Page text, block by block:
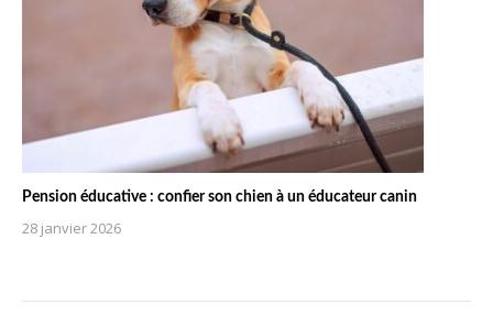
Pension éducative : confier son chien à un éducateur canin
28 janvier 2026